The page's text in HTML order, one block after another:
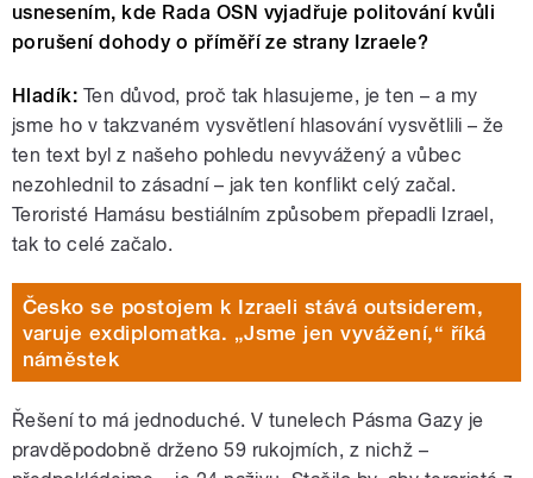
usnesením, kde Rada OSN vyjadřuje politování kvůli
porušení dohody o příměří ze strany Izraele?
Hladík: Ten důvod, proč tak hlasujeme, je ten – a my
jsme ho v takzvaném vysvětlení hlasování vysvětlili – že
ten text byl z našeho pohledu nevyvážený a vůbec
nezohlednil to zásadní – jak ten konflikt celý začal.
Teroristé Hamásu bestiálním způsobem přepadli Izrael,
tak to celé začalo.
Česko se postojem k Izraeli stává outsiderem,
varuje exdiplomatka. „Jsme jen vyvážení,“ říká
náměstek
Řešení to má jednoduché. V tunelech Pásma Gazy je
pravděpodobně drženo 59 rukojmích, z nichž –